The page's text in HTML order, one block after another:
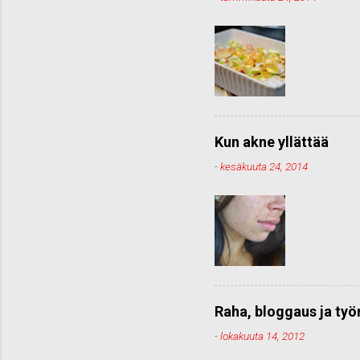
Kun akne yllättää
-kesäkuuta 24, 2014
Raha, bloggaus ja
-lokakuuta 14, 2012